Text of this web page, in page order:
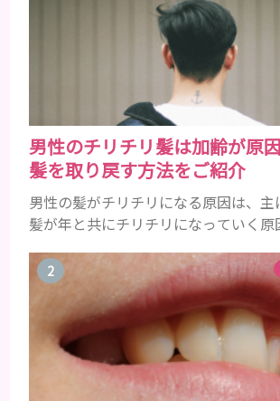
男性のチリチリ髪は加齢が原
髪を取り戻す方法をご紹介
男性の髪がチリチリになる原因は、主
髪が年と共にチリチリになっていく原
にツヤがあった男性も、いつのまに
でペタンとするようになったと感じ
ょう。特に大人の男性としての魅力
以降の男性に悩んでいる人が多い傾
髪が生え変わるサイクルは、年齢と
ます。髪が太くならないま...